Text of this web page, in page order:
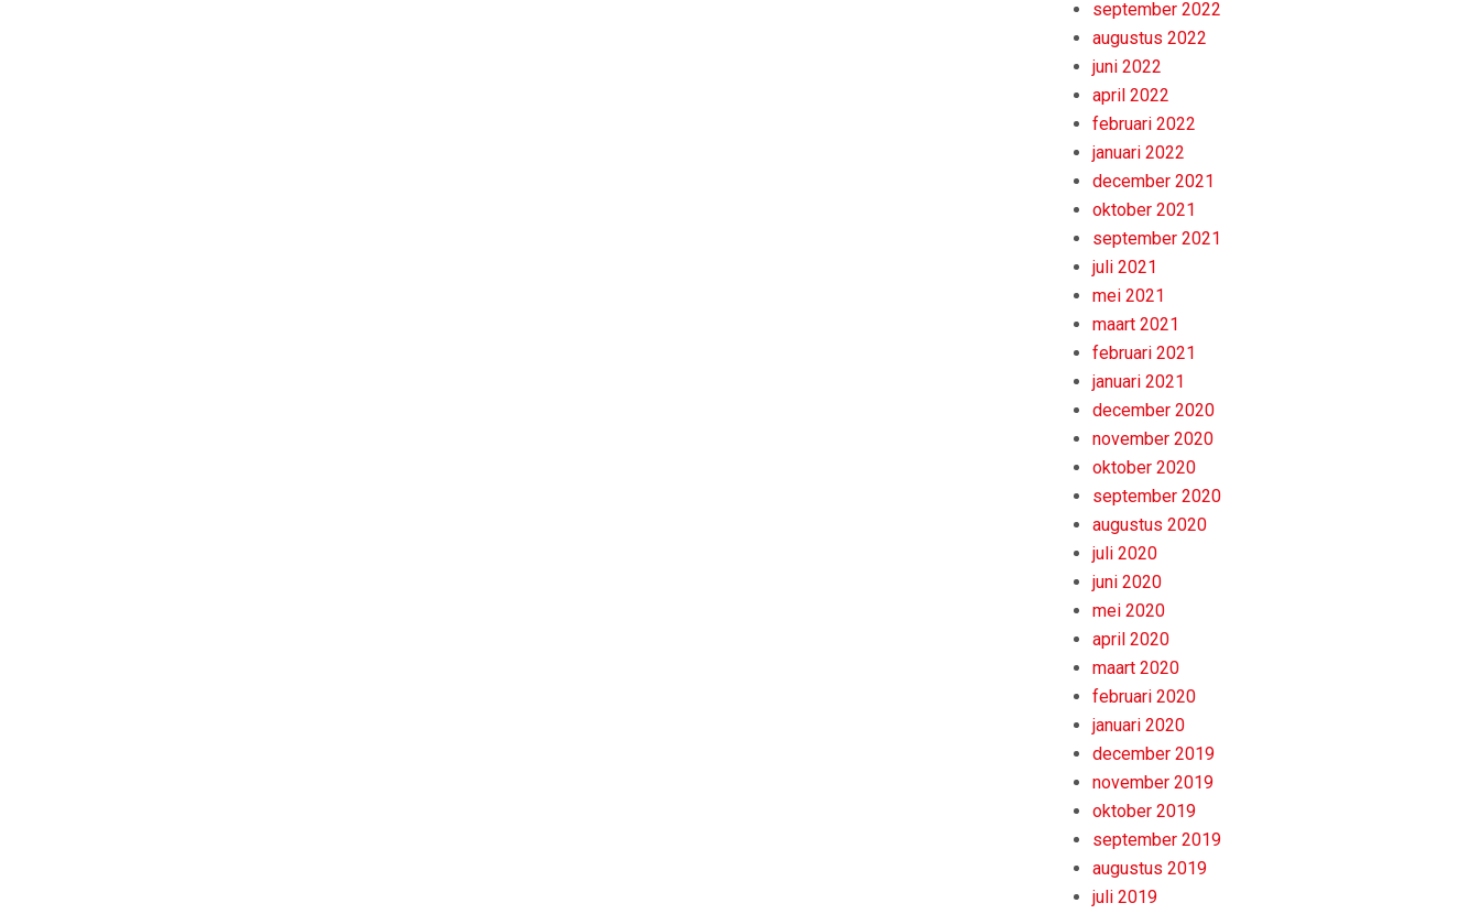
september 2022
augustus 2022
juni 2022
april 2022
februari 2022
januari 2022
december 2021
oktober 2021
september 2021
juli 2021
mei 2021
maart 2021
februari 2021
januari 2021
december 2020
november 2020
oktober 2020
september 2020
augustus 2020
juli 2020
juni 2020
mei 2020
april 2020
maart 2020
februari 2020
januari 2020
december 2019
november 2019
oktober 2019
september 2019
augustus 2019
juli 2019